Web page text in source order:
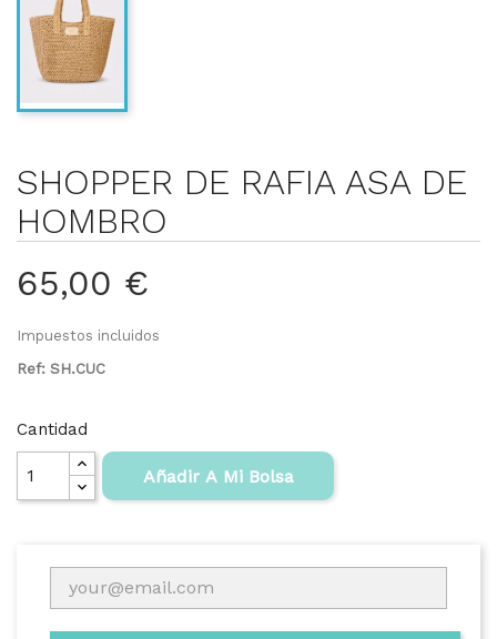
SHOPPER DE RAFIA ASA DE
HOMBRO
65,00 €
Impuestos incluidos
Ref: SH.CUC
Cantidad
Añadir A Mi Bolsa